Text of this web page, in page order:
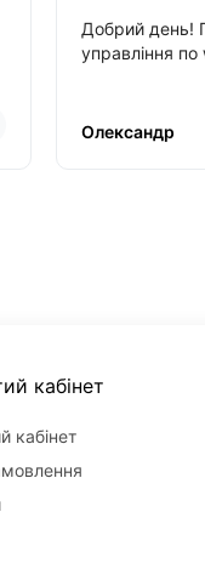
Добрий день!
управління по
Олександр
кабінет
кабінет